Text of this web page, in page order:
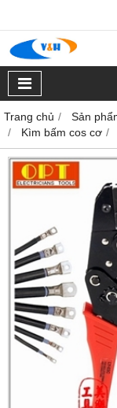
Trang chủ Sản
Kìm bấm cos cơ